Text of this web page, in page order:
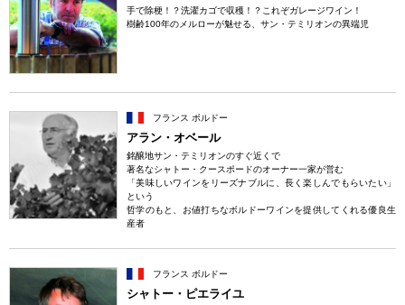
手で除梗！？洗濯カゴで収穫！？これぞガレージワイン！
樹齢100年のメルローが魅せる、サン・テミリオンの異端児
フランス ボルドー
アラン・オベール
銘醸地サン・テミリオンのすぐ近くで
著名なシャトー・クースポードのオーナー一家が営む
「美味しいワインをリーズナブルに、長く楽しんでもらいたい」
という
哲学のもと、お値打ちなボルドーワインを提供してくれる優良生
産者
フランス ボルドー
シャトー・ピエライユ